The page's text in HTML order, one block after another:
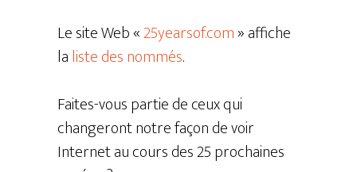
Le site Web «25yearsof.com» affiche
laliste des nommés.
Faites-vous partie de ceux qui
changeront notre façon de voir
Internet au cours des 25 prochaines